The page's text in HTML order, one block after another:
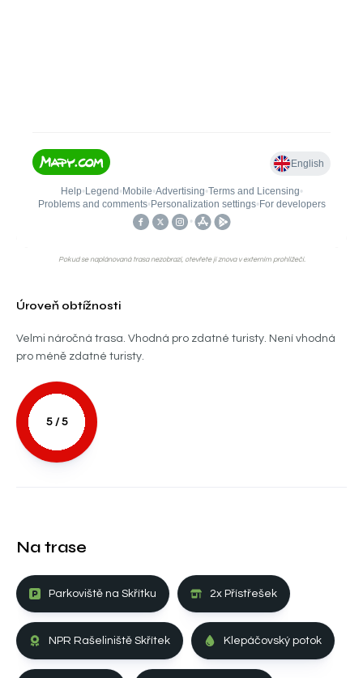
Pokud se naplánovaná trasa nezobrazí, otevřete jí znova v externím prohlížeči.
Úroveň obtížnosti
Velmi náročná trasa. Vhodná pro zdatné turisty. Není vhodná
pro méně zdatné turisty.
5 / 5
Na trase
Parkoviště na Skřítku 2x Přístřešek
NPR Rašeliniště Skřítek Klepáčovský potok